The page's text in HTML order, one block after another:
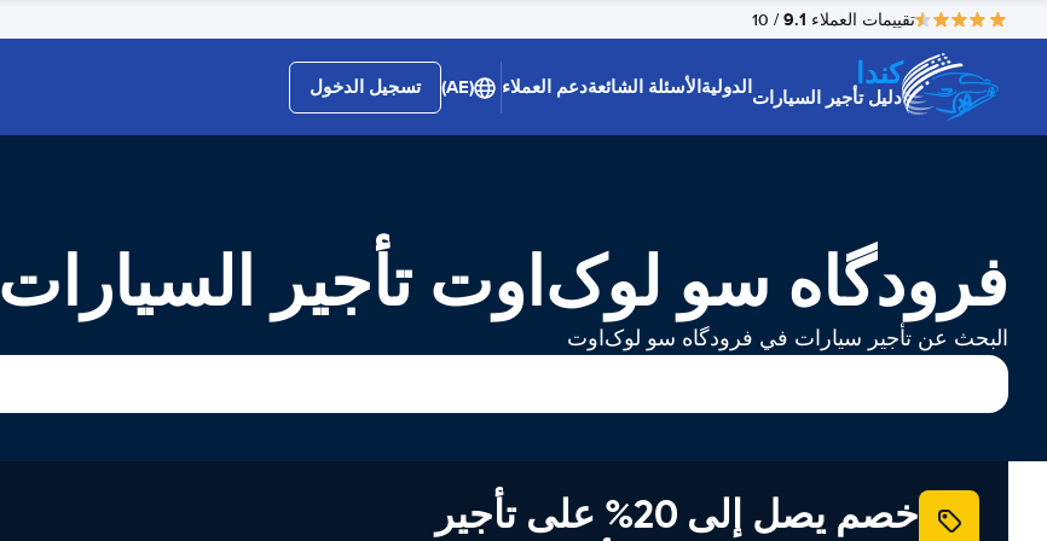
تقييمات العملاء 9.1
/ 10
كندا
دليل تأجير السياراتالدوليةالأسئلة الشائعةدعم العملاء (AE) تسجيل الدخول
فرودگاه سو لوک‌اوت تأجير السيارات
البحث عن تأجير سيارات في فرودگاه سو لوک‌اوت
خصم يصل إلى 20% على تأجير